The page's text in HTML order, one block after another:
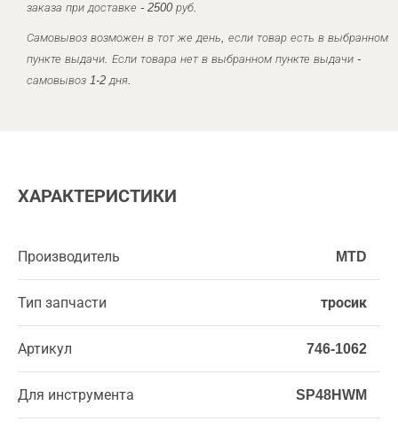
заказа при доставке - 2500 руб.
Самовывоз возможен в тот же день, если товар есть в выбранном
пункте выдачи. Если товара нет в выбранном пункте выдачи -
самовывоз 1-2 дня.
ХАРАКТЕРИСТИКИ
Производитель MTD
Тип запчасти тросик
Артикул 746-1062
Для инструмента SP48HWM